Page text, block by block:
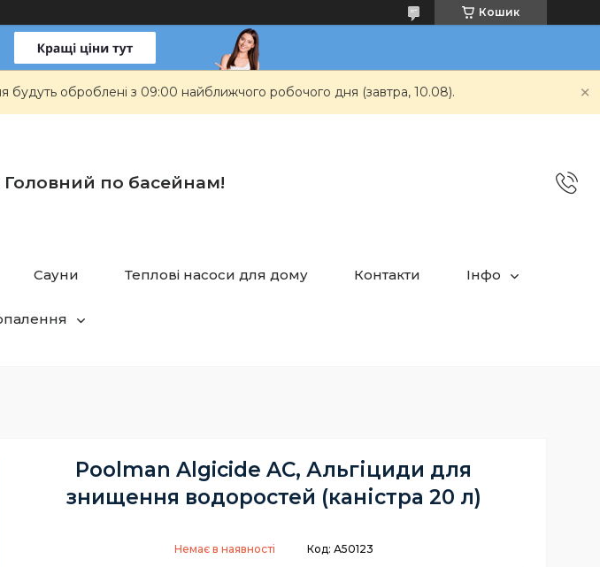
Кошик
будуть оброблені з 09:00 найближчого робочого дня (завтра, 10.08).
Головний по басейнам!
Сауни Теплові насоси для дому Контакти Інфо
Poolman Algicide AC, Альгіциди для
знищення водоростей (каністра 20 л)
Немає в наявності Код: А50123